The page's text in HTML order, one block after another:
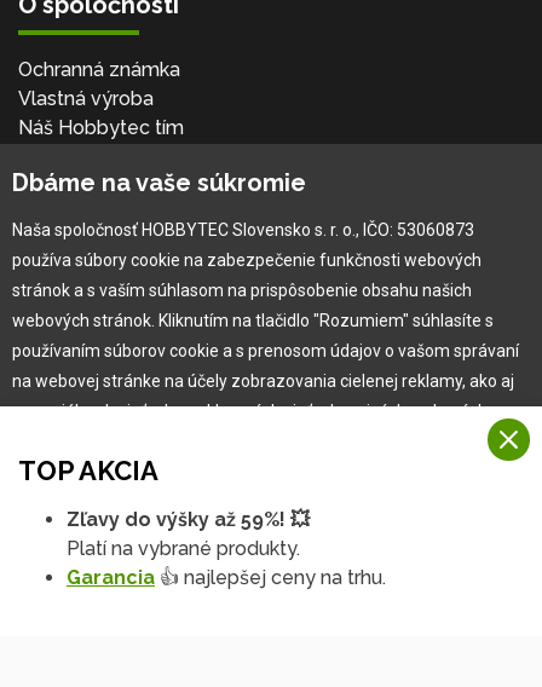
Ochranná známka
Vlastná výroba
Náš Hobbytec tím
Naša história
Pre zákazníka
Garancia najlepšej ceny
Užívateľský manuál
Reklamácia
TOP AKCIA
Zľavy do výšky až 59%! 💥
Platí na vybrané produkty.
Garancia 👍 najlepšej ceny na trhu.
Dbáme na vaše súkromie
Naša spoločnosť HOBBYTEC Slovensko s. r. o., IČO: 53060873
používa súbory cookie na zabezpečenie funkčnosti webových
stránok a s vaším súhlasom na prispôsobenie obsahu našich
webových stránok. Kliknutím na tlačidlo "Rozumiem" súhlasíte s
používaním súborov cookie a s prenosom údajov o vašom správaní
na webovej stránke na účely zobrazovania cielenej reklamy, ako aj
na sociálnych sieťach a reklamných sieťach na iných webových
Viac informácií
Na našich webových stránkach používame niekoľko kategórií
Rozumiem